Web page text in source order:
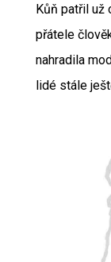
Kůň patřil už
přátele
nahradila
lidé stále